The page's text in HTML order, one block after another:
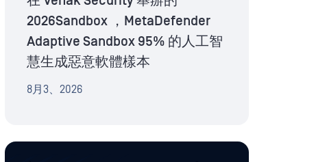
2026Sandbox ，MetaDefender
Adaptive Sandbox 95% 的人工智
慧生成惡意軟體樣本
8月3、2026